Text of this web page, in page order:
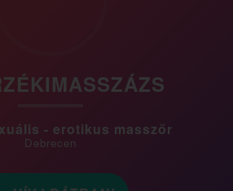
- erotikus masszőr
Debrecen